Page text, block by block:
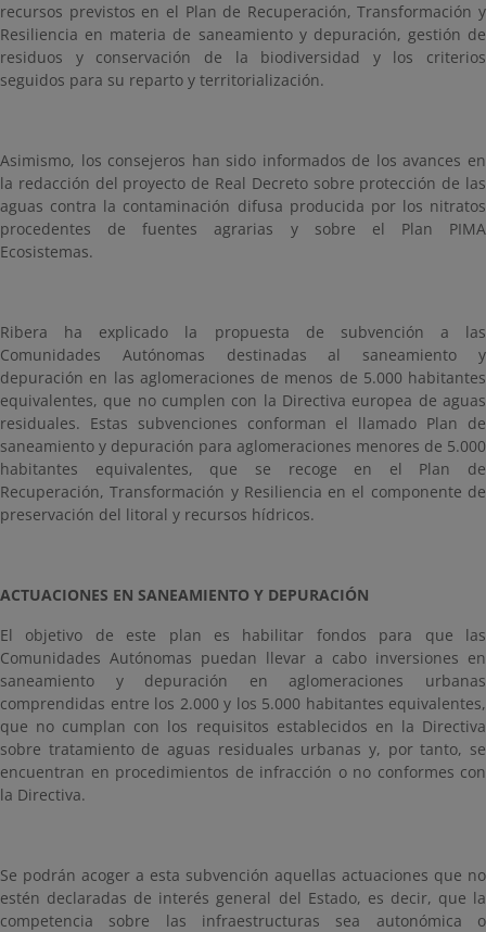
recursos previstos en el Plan de Recuperación, Transformación y
Resiliencia en materia de saneamiento y depuración, gestión de
residuos y conservación de la biodiversidad y los criterios
seguidos para su reparto y territorialización.
Asimismo, los consejeros han sido informados de los avances en
la redacción del proyecto de Real Decreto sobre protección de las
aguas contra la contaminación difusa producida por los nitratos
procedentes de fuentes agrarias y sobre el Plan PIMA
Ecosistemas.
Ribera ha explicado la propuesta de subvención a las
Comunidades Autónomas destinadas al saneamiento y
depuración en las aglomeraciones de menos de 5.000 habitantes
equivalentes, que no cumplen con la Directiva europea de aguas
residuales. Estas subvenciones conforman el llamado Plan de
saneamiento y depuración para aglomeraciones menores de 5.000
habitantes equivalentes, que se recoge en el
Plan de
Recuperación, Transformación y Resiliencia en el componente de
preservación del litoral y recursos hídricos.
ACTUACIONES EN SANEAMIENTO Y DEPURACIÓN
El objetivo de este plan es habilitar fondos para que las
Comunidades Autónomas puedan llevar a cabo inversiones en
saneamiento y depuración en aglomeraciones urbanas
comprendidas entre los 2.000 y los 5.000 habitantes equivalentes,
que no cumplan con los requisitos establecidos en la Directiva
sobre tratamiento de aguas residuales urbanas y, por tanto, se
encuentran en procedimientos de infracción o no conformes con
la Directiva.
Se podrán acoger a esta subvención aquellas actuaciones que no
estén declaradas de interés general del Estado, es decir, que la
competencia sobre las infraestructuras sea autonómica o